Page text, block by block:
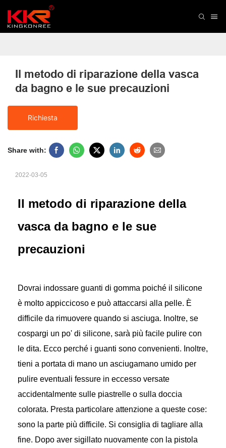
Il metodo di riparazione della vasca
da bagno e le sue precauzioni
Richiesta
Share with:
2022-03-05
Il metodo di riparazione della
vasca da bagno e le sue
precauzioni
Dovrai indossare guanti di gomma poiché il silicone
è molto appiccicoso e può attaccarsi alla pelle. È
difficile da rimuovere quando si asciuga. Inoltre, se
cospargi un po' di silicone, sarà più facile pulire con
le dita. Ecco perché i guanti sono convenienti. Inoltre,
tieni a portata di mano un asciugamano umido per
pulire eventuali fessure in eccesso versate
accidentalmente sulle piastrelle o sulla doccia
colorata. Presta particolare attenzione a queste cose:
sono la parte più difficile. Si consiglia di tagliare alla
fine. Dopo aver sigillato nuovamente con la pistola